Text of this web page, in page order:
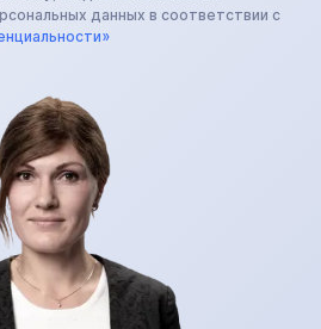
данных в соответствии с